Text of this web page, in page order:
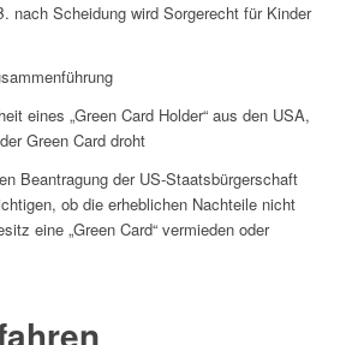
nach Scheidung wird Sorgerecht für Kinder
eines „Green Card Holder“ aus den USA,
Green Card droht
Beantragung der US-Staatsbürgerschaft
ob die erheblichen Nachteile nicht
eine „Green Card“ vermieden oder